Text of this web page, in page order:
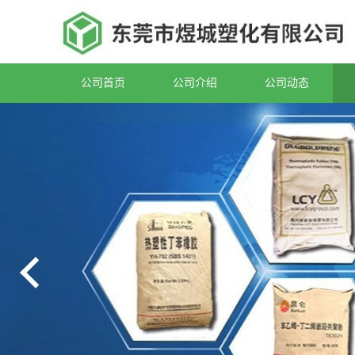
公司首页 公司介绍 公司动态